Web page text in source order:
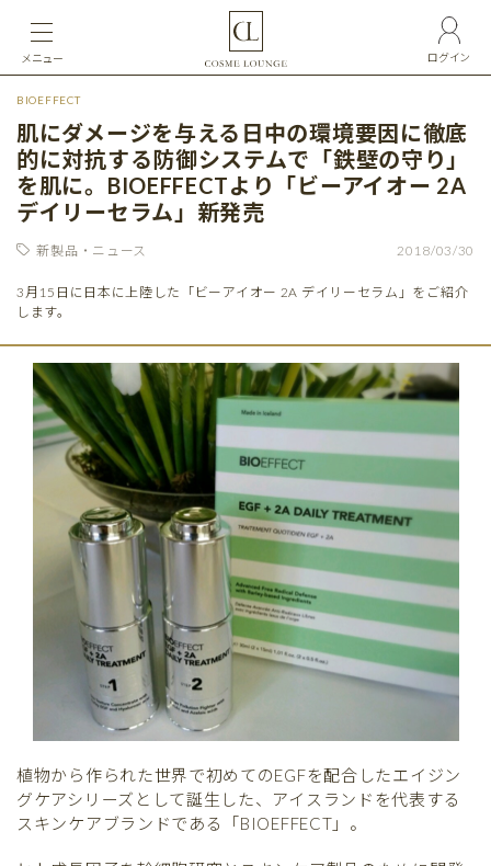
ログイン
メニュー
BIOEFFECT
肌にダメージを与える日中の環境要因に徹底
的に対抗する防御システムで「鉄壁の守り」
を肌に。BIOEFFECTより「ビーアイオー 2A
デイリーセラム」新発売
新製品・ニュース 2018/03/30
3月15日に日本に上陸した「ビーアイオー 2A デイリーセラム」をご紹介
します。
植物から作られた世界で初めてのEGFを配合したエイジン
グケアシリーズとして誕生した、アイスランドを代表する
スキンケアブランドである「BIOEFFECT」。